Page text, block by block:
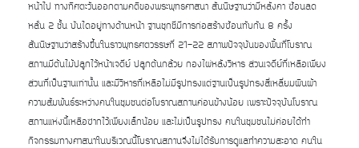
หน้าไป ทางทิศตะวันออกตามคติของพระพุทธศาสนา สันนิษฐานว่ามีหลังคา ซ้อนลด
หลั่น 2 ชั้น บันไดอยู่ทางด้านหน้า ฐานชุกชีมีการก่อสร้างซ้อนทับกัน 8 ครั้ง
สันนิษฐานว่าสร้างขึ้นในราวพุทธศตวรรษที่ 21-22 สภาพปัจจุบันของพื้นที่โบราณ
สถานมีต้นไม้ปลูกไว้หน้าเจดีย์ ปลูกต้นกล้วย กองไผ่หลังวิหาร ส่วนเจดีย์ที่เหลือเพียง
ส่วนที่เป็นฐานเท่านั้น และมีวิหารที่เหลือไม่มีรูปทรงแต่ฐานเป็นรูปทรงสี่เหลี่ยมผืนผ้า
ความสัมพันธ์ระหว่างคนในชุมชนต่อโบราณสถานค่อนข้างน้อย เพราะปัจจุบันโบราณ
สถานแห่งนี้เหลือซากไว้เพียงเล็กน้อย และไม่เป็นรูปทรง คนในชุมชนไม่ค่อยได้ทํา
กิจกรรมทางศาสนาในบริเวณนี้โบราณสถานจึงไม่ได้รับการดูแลทําความสะอาด คนใน